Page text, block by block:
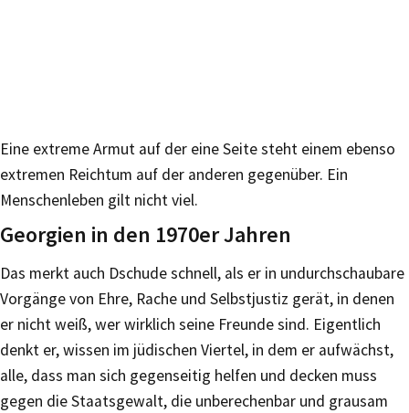
Eine extreme Armut auf der eine Seite steht einem ebenso
extremen Reichtum auf der anderen gegenüber. Ein
Menschenleben gilt nicht viel.
Georgien in den 1970er Jahren
Das merkt auch Dschude schnell, als er in undurchschaubare
Vorgänge von Ehre, Rache und Selbstjustiz gerät, in denen
er nicht weiß, wer wirklich seine Freunde sind. Eigentlich
denkt er, wissen im jüdischen Viertel, in dem er aufwächst,
alle, dass man sich gegenseitig helfen und decken muss
gegen die Staatsgewalt, die unberechenbar und grausam